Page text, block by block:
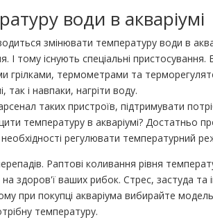
води в акваріумі
змінювати температуру води в
І тому існують спеціальні
грілками, термометрами та
так і навпаки, нагріти воду.
таких пристроїв, підтримувати
температуру в акваріумі? Достатньо
регулювати температурний
Раптові коливання рівня
здоров'ї ваших рибок. Стрес, застуда та
при покупці акваріума вибирайте
температуру.